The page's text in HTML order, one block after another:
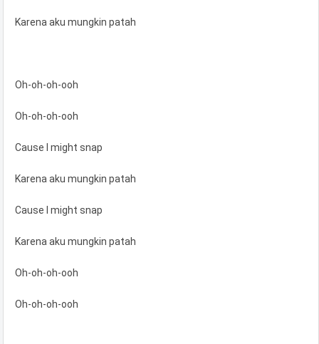
Karena aku mungkin patah
Oh-oh-oh-ooh
Oh-oh-oh-ooh
Cause I might snap
Karena aku mungkin patah
Cause I might snap
Karena aku mungkin patah
Oh-oh-oh-ooh
Oh-oh-oh-ooh